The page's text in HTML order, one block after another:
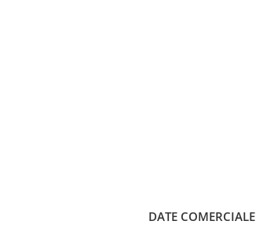
DATE COMERCIALE